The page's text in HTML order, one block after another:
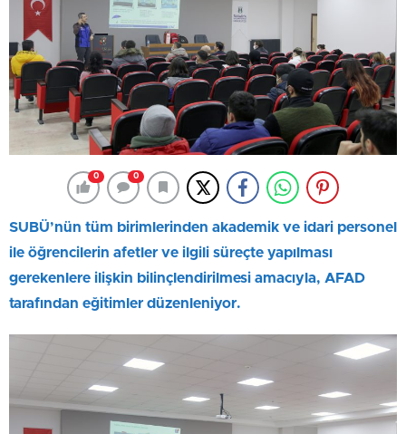
0 0
SUBÜ’nün tüm birimlerinden akademik ve idari personel
ile öğrencilerin afetler ve ilgili süreçte yapılması
gerekenlere ilişkin bilinçlendirilmesi amacıyla, AFAD
tarafından eğitimler düzenleniyor.